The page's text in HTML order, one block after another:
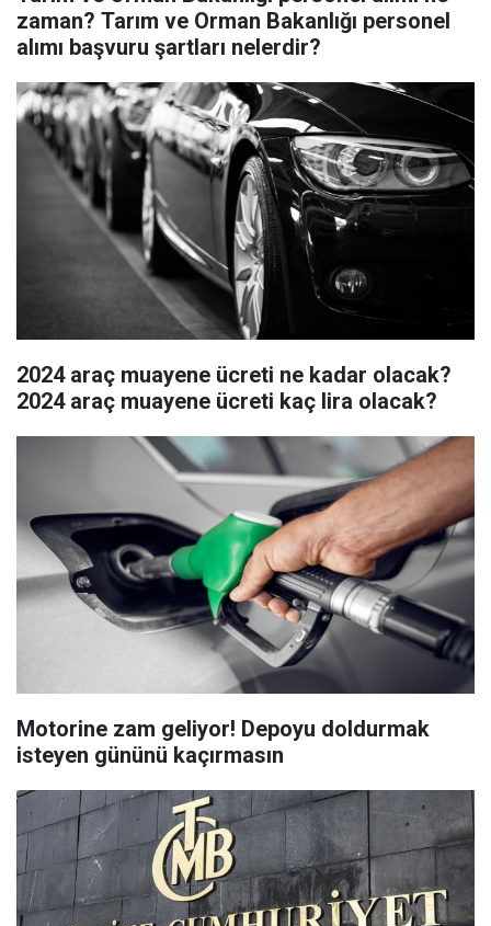
zaman? Tarım ve Orman Bakanlığı personel
alımı başvuru şartları nelerdir?
2024 araç muayene ücreti ne kadar olacak?
2024 araç muayene ücreti kaç lira olacak?
Motorine zam geliyor! Depoyu doldurmak
isteyen gününü kaçırmasın